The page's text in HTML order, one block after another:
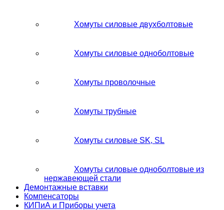
Хомуты силовые двухболтовые
Хомуты силовые одноболтовые
Хомуты проволочные
Хомуты трубные
Хомуты силовые SK, SL
Хомуты силовые одноболтовые из
нержавеющей стали
Демонтажные вставки
Компенсаторы
КИПиА и Приборы учета